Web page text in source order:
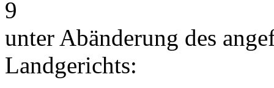
9
unter Abänderung des
Landgerichts: